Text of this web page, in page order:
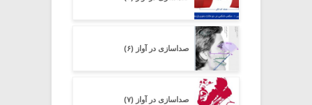
صداسازی در آواز (۶)
صداسازی در آواز (۷)